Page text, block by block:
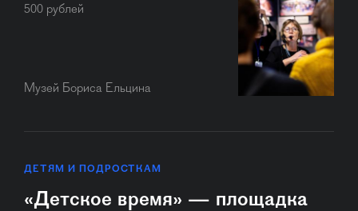
500 рублей
Музей Бориса Ельцина
ДЕТЯМ И ПОДРОСТКАМ
«Детское время» — площадка